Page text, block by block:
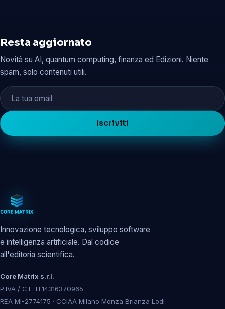
Resta aggiornato
Novità su AI, quantum computing, finanza ed Edizioni. Niente
spam, solo contenuti utili.
Iscriviti
Innovazione tecnologica, sviluppo software
e intelligenza artificiale. Dal codice
all'editoria scientifica.
Core Matrix s.r.l.
P.IVA / C.F. IT14316370965
REA MI-2774175 · CCIAA Milano Monza Brianza Lodi